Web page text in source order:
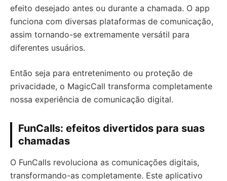
efeito desejado antes ou durante a chamada. O app
funciona com diversas plataformas de comunicação,
assim tornando-se extremamente versátil para
diferentes usuários.
Então seja para entretenimento ou proteção de
privacidade, o MagicCall transforma completamente
nossa experiência de comunicação digital.
FunCalls: efeitos divertidos para suas
chamadas
O FunCalls revoluciona as comunicações digitais,
transformando-as completamente. Este aplicativo